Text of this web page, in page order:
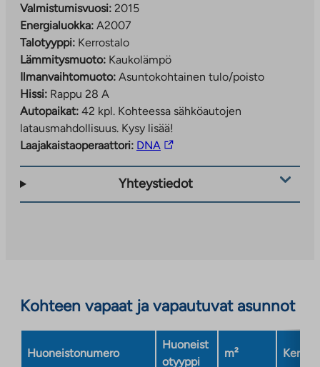
Valmistumisvuosi: 2015
Energialuokka: A2007
Talotyyppi: Kerrostalo
Lämmitysmuoto: Kaukolämpö
Ilmanvaihtomuoto: Asuntokohtainen tulo/poisto
Hissi: Rappu 28 A
Autopaikat: 42 kpl. Kohteessa sähköautojen
latausmahdollisuus. Kysy lisää!
Laajakaistaoperaattori: DNA Linkki
ulkopuoliseen
Yhteystiedot
Kohteen vapaat ja vapautuvat asunnot
Huoneistonumero
Huoneist
otyyppi
m² Kerros